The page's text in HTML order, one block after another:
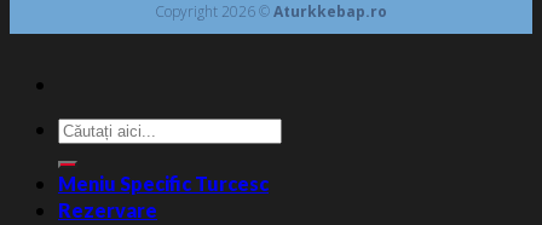
Copyright 2026 ©Aturkkebap.ro
Caută
după:
Meniu Specific Turcesc
Rezervare